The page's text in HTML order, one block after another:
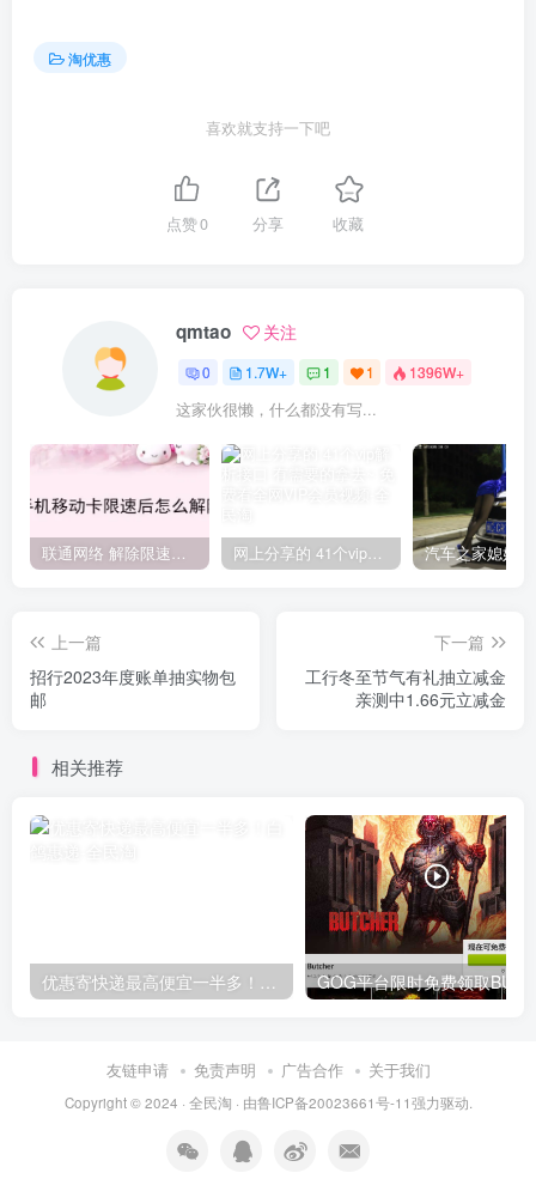
淘优惠
喜欢就支持一下吧
点赞0 分享 收藏
qmtao 关注
0 1.7W+ 1 1 1396W+
这家伙很懒，什么都没有写...
联通网络 解除限速方法参考！畅享、畅玩、老白干等及其它地区自测了 网上分享的 41个vip解析接口 有需要的拿去~ 免费看全网VIP会员视频
上一篇
招行2023年度账单抽实物包
邮
下一篇
工行冬至节气有礼抽立减金
亲测中1.66元立减金
相关推荐
优惠寄快递最高便宜一半多！白鸽惠递
友链申请 免责声明 广告合作 关于我们
Copyright © 2024 · 全民淘 · 由鲁ICP备20023661号-11强力驱动.